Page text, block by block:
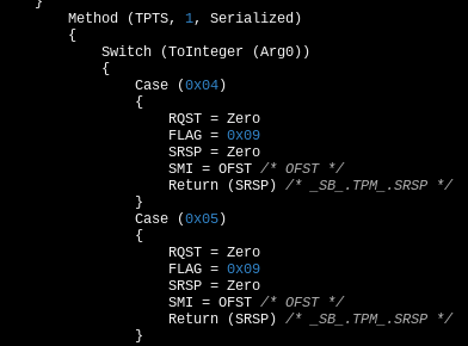
        Method (TPTS,
1, Serialized)
        {
            Switch (ToInteger (Arg0))
            {
                Case (
0x04)
                {
                    RQST = Zero
                    FLAG =
0x09
                    SRSP = Zero
                    SMI = OFST
/* OFST */
                    Return (SRSP)
/* _SB_.TPM_.SRSP */
                }
                Case (
0x05)
                {
                    RQST = Zero
                    FLAG =
0x09
                    SRSP = Zero
                    SMI = OFST
/* OFST */
                    Return (SRSP)
/* _SB_.TPM_.SRSP */
                }